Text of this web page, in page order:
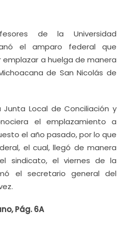
de la Universidad
el amparo federal que
a huelga de manera
de San Nicolás de
Local de Conciliación y
el emplazamiento a
el año pasado, por lo que
el cual, llegó de manera
sindicato, el viernes de la
el secretario general del
Pág. 6A